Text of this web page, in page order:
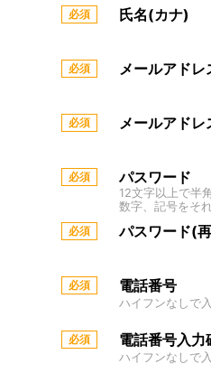
氏名(カナ)
メールアドレ
メールアドレ
パスワード
12文字以上で半
数字、記号をそ
パスワード(
電話番号
ハイフンなしで
電話番号入力
ハイフンなしで